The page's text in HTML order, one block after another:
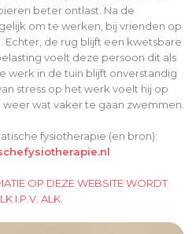
beter ontlast. Na de
om te werken, bij vrienden op
de rug blijft een kwetsbare
voelt deze persoon dit als
werk in de tuin blijft onverstandig
stress op het werk voelt hij op
wat vaker te gaan zwemmen.
fysiotherapie (en bron):
OP DEZE WEBSITE WORDT
I.P.V. ALK.